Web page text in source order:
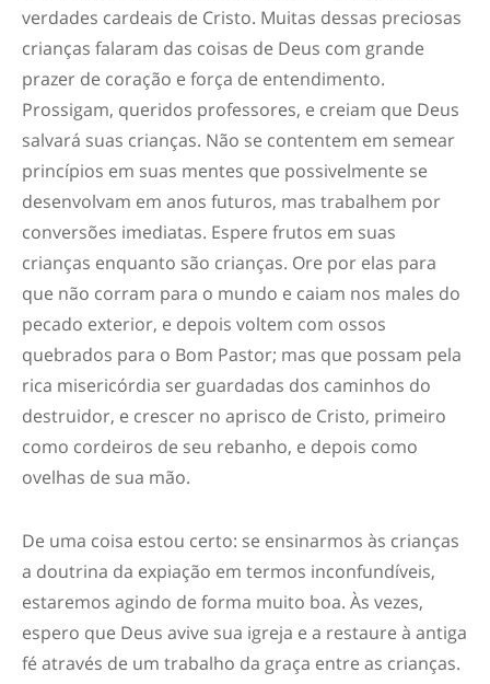
verdades cardeais de Cristo. Muitas dessas preciosas
crianças falaram das coisas de Deus com grande
prazer de coração e força de entendimento.
Prossigam, queridos professores, e creiam que Deus
salvará suas crianças. Não se contentem em semear
princípios em suas mentes que possivelmente se
desenvolvam em anos futuros, mas trabalhem por
conversões imediatas. Espere frutos em suas
crianças enquanto são crianças. Ore por elas para
que não corram para o mundo e caiam nos males do
pecado exterior, e depois voltem com ossos
quebrados para o Bom Pastor; mas que possam pela
rica misericórdia ser guardadas dos caminhos do
destruidor, e crescer no aprisco de Cristo, primeiro
como cordeiros de seu rebanho, e depois como
ovelhas de sua mão.
De uma coisa estou certo: se ensinarmos às crianças
a doutrina da expiação em termos inconfundíveis,
estaremos agindo de forma muito boa. Às vezes,
espero que Deus avive sua igreja e a restaure à antiga
fé através de um trabalho da graça entre as crianças.